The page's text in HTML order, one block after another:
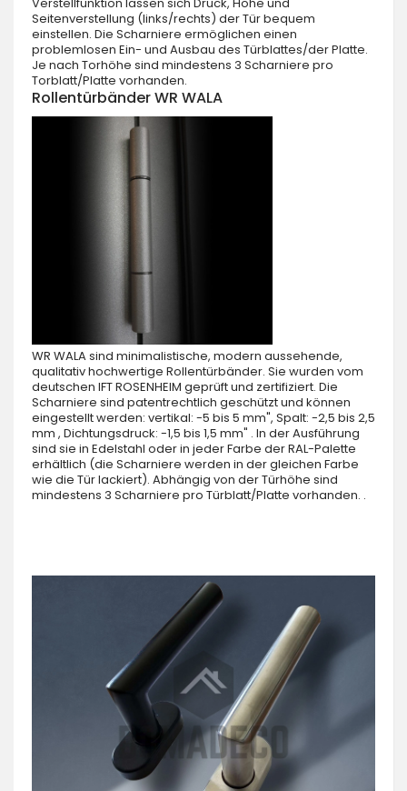
Verstellfunktion lassen sich Druck, Höhe und
Seitenverstellung (links/rechts) der Tür bequem
einstellen. Die Scharniere ermöglichen einen
problemlosen Ein- und Ausbau des Türblattes/der Platte.
Je nach Torhöhe sind mindestens 3 Scharniere pro
Torblatt/Platte vorhanden.
Rollentürbänder WR WALA
WR WALA sind minimalistische, modern aussehende,
qualitativ hochwertige Rollentürbänder. Sie wurden vom
deutschen IFT ROSENHEIM geprüft und zertifiziert. Die
Scharniere sind patentrechtlich geschützt und können
eingestellt werden: vertikal: -5 bis 5 mm", Spalt: -2,5 bis 2,5
mm , Dichtungsdruck: -1,5 bis 1,5 mm" . In der Ausführung
sind sie in Edelstahl oder in jeder Farbe der RAL-Palette
erhältlich (die Scharniere werden in der gleichen Farbe
wie die Tür lackiert). Abhängig von der Türhöhe sind
mindestens 3 Scharniere pro Türblatt/Platte vorhanden. .